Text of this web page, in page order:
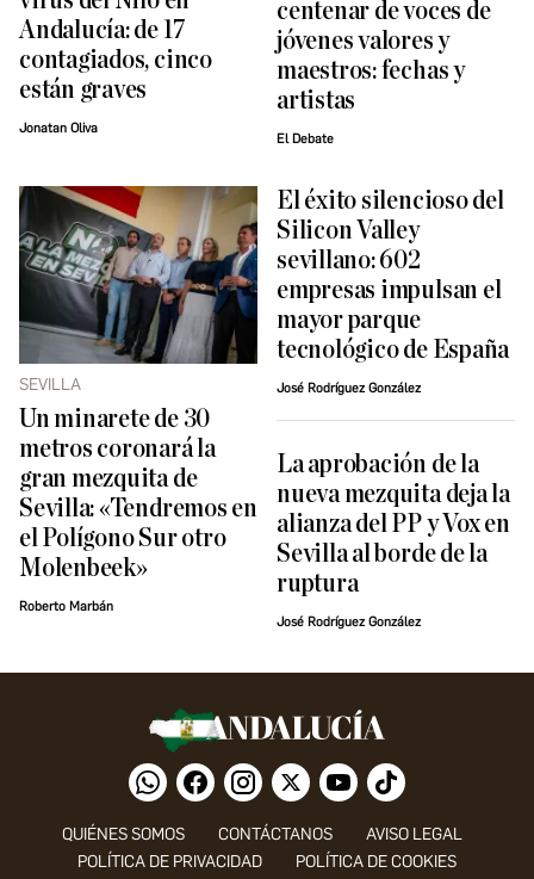
Andalucía: de 17
contagiados, cinco
están graves
Jonatan Oliva
centenar de voces de
jóvenes valores y
maestros: fechas y
artistas
El Debate
SEVILLA
Un minarete de 30
metros coronará la
gran mezquita de
Sevilla: «Tendremos en
el Polígono Sur otro
Molenbeek»
Roberto Marbán
El éxito silencioso del
Silicon Valley
sevillano: 602
empresas impulsan el
mayor parque
tecnológico de España
José Rodríguez González
La aprobación de la
nueva mezquita deja la
alianza del PP y Vox en
Sevilla al borde de la
ruptura
José Rodríguez González
QUIÉNES SOMOS CONTÁCTANOS
AVISO LEGAL
POLÍTICA DE PRIVACIDAD
POLÍTICA DE COOKIES